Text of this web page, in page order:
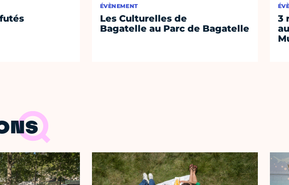
ÉVÈNEMENT
Les Culturelles de
Bagatelle au Parc de Bagatelle
3